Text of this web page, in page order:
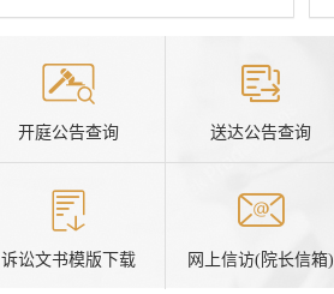
开庭公告查询 送达公告查询
诉讼文书模版下载 网上信访(院长信箱)